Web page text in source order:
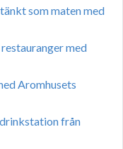
som maten med
med
Aromhusets
från